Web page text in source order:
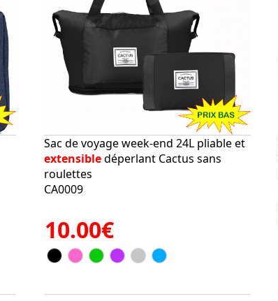
Sac de voyage week-end 24L pliable et
extensibledéperlant Cactus sans
roulettes
CA0009
10.00€